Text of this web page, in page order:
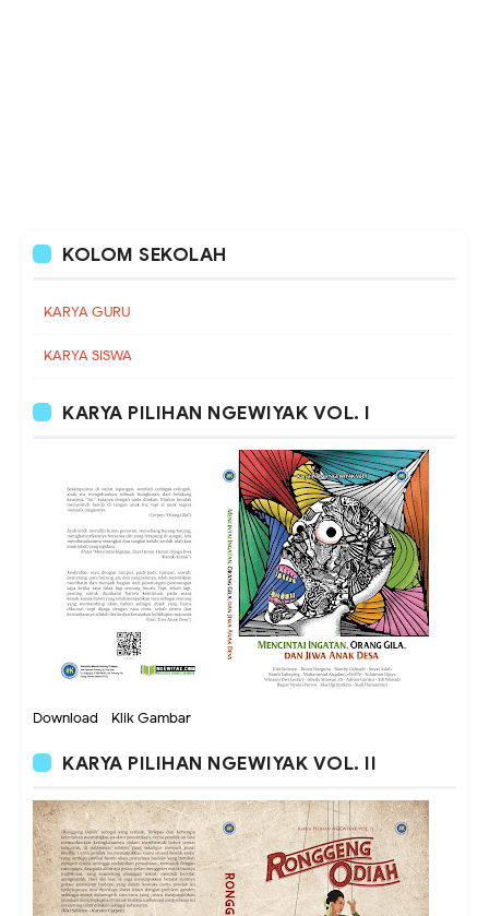
KOLOM SEKOLAH
KARYA GURU
KARYA SISWA
KARYA PILIHAN NGEWIYAK VOL. I
Download - Klik Gambar
KARYA PILIHAN NGEWIYAK VOL. II